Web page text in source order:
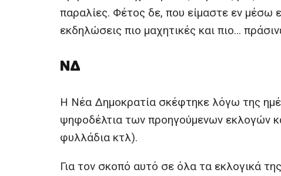
παραλίες. Φέτος δε, που είμαστε εν μέσω
εκδηλώσεις πιο μαχητικές και πιο…
ΝΔ
Η Νέα Δημοκρατία σκέφτηκε λόγω της
ψηφοδέλτια των προηγούμενων εκλογών
φυλλάδια κτλ).
Για τον σκοπό αυτό σε όλα τα εκλογικά